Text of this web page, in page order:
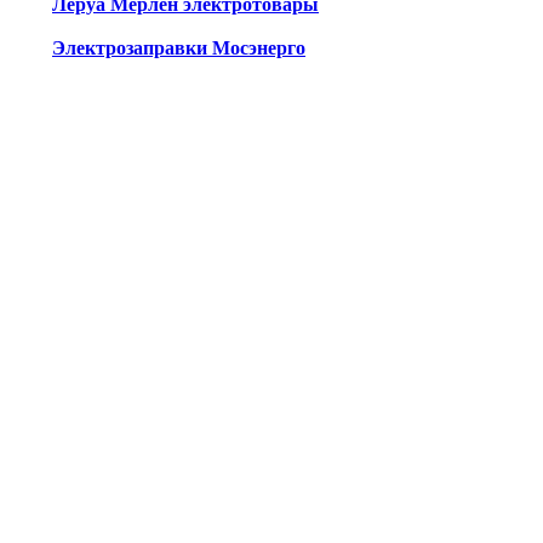
Леруа Мерлен электротовары
Электрозаправки Мосэнерго